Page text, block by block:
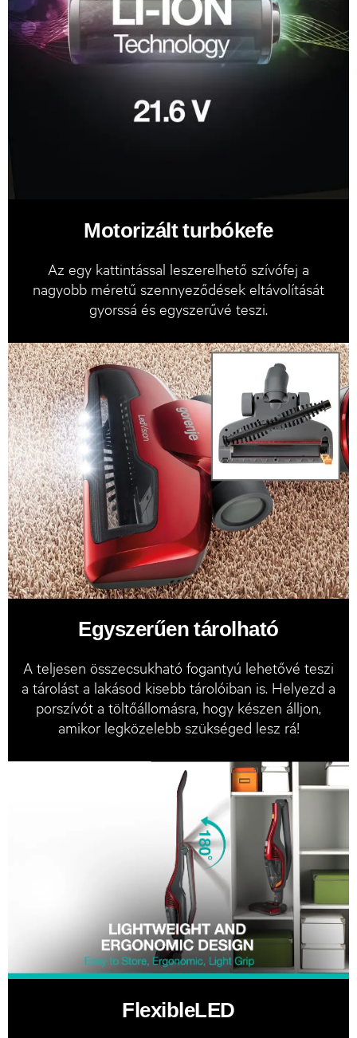
Motorizált turbókefe
Az egy kattintással leszerelhető szívófej a
nagyobb méretű szennyeződések eltávolítását
gyorssá és egyszerűvé teszi.
Egyszerűen tárolható
A teljesen összecsukható fogantyú lehetővé teszi
a tárolást a lakásod kisebb tárolóiban is. Helyezd a
porszívót a töltőállomásra, hogy készen álljon,
amikor legközelebb szükséged lesz rá!
FlexibleLED